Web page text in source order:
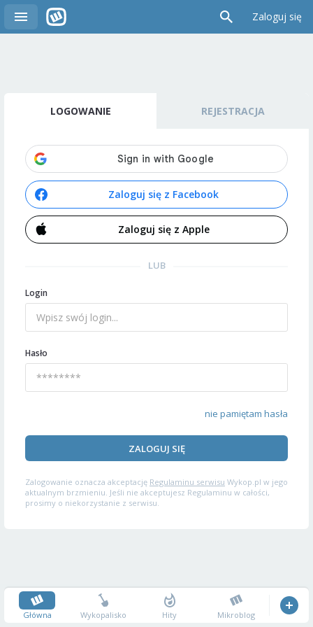
Zaloguj się
LOGOWANIE REJESTRACJA
Zaloguj się z Facebook
Zaloguj się z Apple
LUB
Login
Hasło
nie pamiętam hasła
ZALOGUJ SIĘ
Zalogowanie oznacza akceptację Regulaminu serwisu Wykop.pl w jego
aktualnym brzmieniu. Jeśli nie akceptujesz Regulaminu w całości,
prosimy o niekorzystanie z serwisu.
Główna Wykopalisko Hity Mikroblog